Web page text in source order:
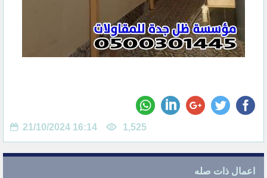
21/10/2024 16:14 1,525
اعمال ذات صله